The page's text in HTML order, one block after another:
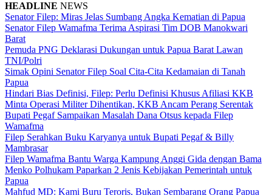
HEADLINE NEWS
Senator Filep: Miras Jelas Sumbang Angka Kematian di Papua
Senator Filep Wamafma Terima Aspirasi Tim DOB Manokwari
Barat
Pemuda PNG Deklarasi Dukungan untuk Papua Barat Lawan
TNI/Polri
Simak Opini Senator Filep Soal Cita-Cita Kedamaian di Tanah
Papua
Hindari Bias Definisi, Filep: Perlu Definisi Khusus Afiliasi KKB
Minta Operasi Militer Dihentikan, KKB Ancam Perang Serentak
Bupati Pegaf Sampaikan Masalah Dana Otsus kepada Filep
Wamafma
Filep Serahkan Buku Karyanya untuk Bupati Pegaf & Billy
Mambrasar
Filep Wamafma Bantu Warga Kampung Anggi Gida dengan Bama
Menko Polhukam Paparkan 2 Jenis Kebijakan Pemerintah untuk
Papua
Mahfud MD: Kami Buru Teroris, Bukan Sembarang Orang Papua